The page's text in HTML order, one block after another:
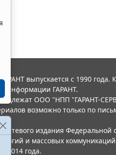
выпускается с 1990
информации ГАРАНТ.
ООО "НПП "ГАРАНТ-
возможно только по
сетевого издания Федеральной
и массовых коммуникаций
2014 года.